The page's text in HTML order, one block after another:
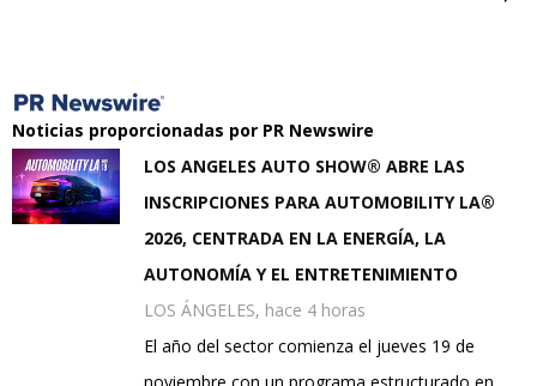
Noticias proporcionadas por PR Newswire
LOS ANGELES AUTO SHOW® ABRE LAS
INSCRIPCIONES PARA AUTOMOBILITY LA®
2026, CENTRADA EN LA ENERGÍA, LA
AUTONOMÍA Y EL ENTRETENIMIENTO
LOS ÁNGELES, hace 4 horas
El año del sector comienza el jueves 19 de
noviembre con un programa estructurado en